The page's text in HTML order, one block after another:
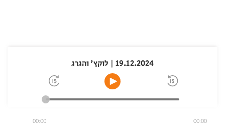
19.12.2024 | לוקץ' והגרג
00:00
00:00